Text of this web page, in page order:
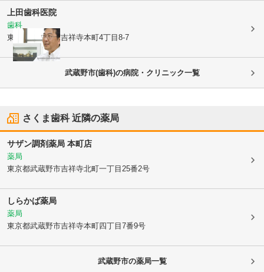
上田歯科医院
歯科
東京都武蔵野市吉祥寺本町4丁目8-7
武蔵野市(歯科)の病院・クリニック一覧
さくま歯科近隣の薬局
サザン調剤薬局 本町店
薬局
東京都武蔵野市吉祥寺北町一丁目25番2号
しらかば薬局
薬局
東京都武蔵野市吉祥寺本町四丁目7番9号
武蔵野市の薬局一覧